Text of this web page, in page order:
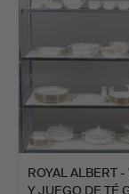
ROYAL ALBERT
Y JUEGO DE TÉ